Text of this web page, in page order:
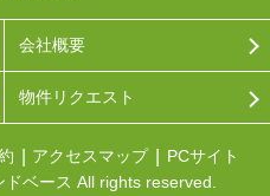
会社概要
物件リクエスト
アクセスマップ
PCサイト
ベース All rights reserved.